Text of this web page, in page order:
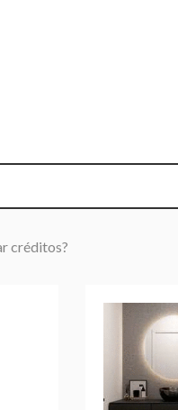
créditos?